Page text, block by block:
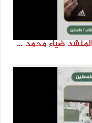
انتماء2021: موال لعيون فلسطين، المنشد ضياء محمد عبد القادر، فلسطين